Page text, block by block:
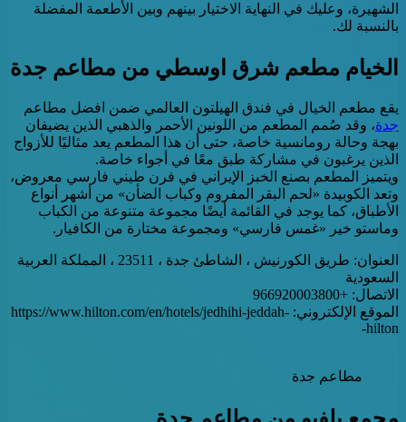
الشهيرة، وعليك في النهاية الاختيار بينهم وبين الأطعمة المفضلة
بالنسبة لك.
الخيام مطعم شرق اوسطي من مطاعم جدة
يقع مطعم الخيال في فندق الهيلتون العالمي ضمن افضل مطاعم
جدة، وقد صُمم المطعم من اللونين الأحمر والذهبي الذين يضيفان
بهجة وحالة رومانسية خاصة، حتى أن هذا المطعم يعد مثاليًا للأزواج
الذين يرغبون في مشاركة طبق معًا في أجواء خاصة.
ويتميز المطعم بصنع الخبز الإيراني في فرن طيني فارسي معروض،
وتعد الكوبيدة «لحم البقر المفروم وكباب الضأن» من أشهر أنواع
الأطباق، كما يوجد في القائمة أيضًا مجموعة متنوعة من الكباب
وماستو خير «غمس فارسي» ومجموعة مختارة من الكافيار.
العنوان: طريق الكورنيش ، الشاطئ جدة ، 23511 ، المملكة العربية
السعودية
الاتصال: +966920003800
الموقع الإلكتروني: https://www.hilton.com/en/hotels/jedhihi-jeddah-
hilton-
مطاعم جدة